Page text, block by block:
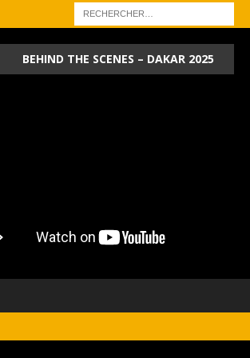
BEHIND THE SCENES – DAKAR 2025